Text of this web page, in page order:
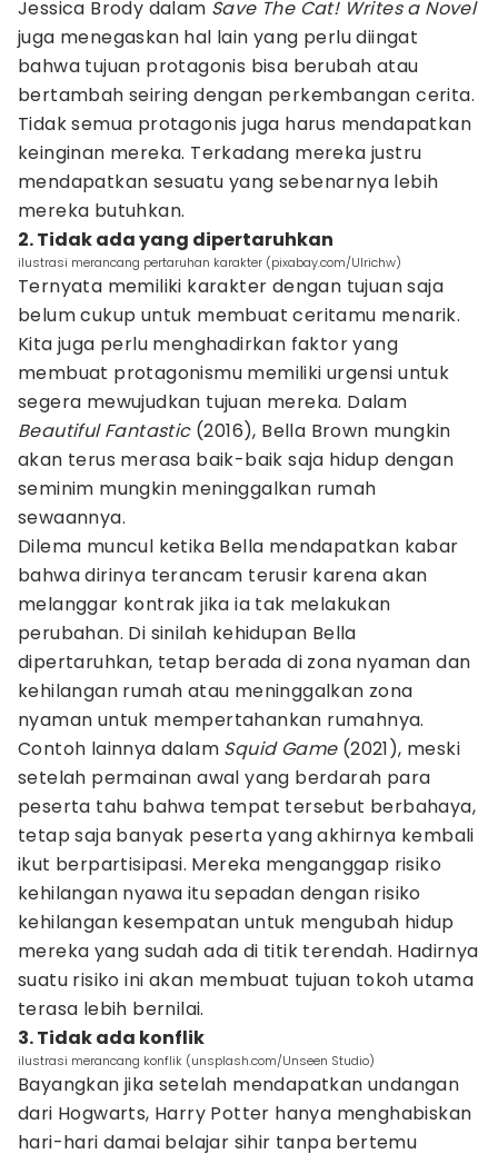
Jessica Brody dalam Save The Cat! Writes a Novel
juga menegaskan hal lain yang perlu diingat
bahwa tujuan protagonis bisa berubah atau
bertambah seiring dengan perkembangan cerita.
Tidak semua protagonis juga harus mendapatkan
keinginan mereka. Terkadang mereka justru
mendapatkan sesuatu yang sebenarnya lebih
mereka butuhkan.
2. Tidak ada yang dipertaruhkan
ilustrasi merancang pertaruhan karakter (pixabay.com/Ulrichw)
Ternyata memiliki karakter dengan tujuan saja
belum cukup untuk membuat ceritamu menarik.
Kita juga perlu menghadirkan faktor yang
membuat protagonismu memiliki urgensi untuk
segera mewujudkan tujuan mereka. Dalam
Beautiful Fantastic(2016), Bella Brown mungkin
akan terus merasa baik-baik saja hidup dengan
seminim mungkin meninggalkan rumah
sewaannya.
Dilema muncul ketika Bella mendapatkan kabar
bahwa dirinya terancam terusir karena akan
melanggar kontrak jika ia tak melakukan
perubahan. Di sinilah kehidupan Bella
dipertaruhkan, tetap berada di zona nyaman dan
kehilangan rumah atau meninggalkan zona
nyaman untuk mempertahankan rumahnya.
Contoh lainnya dalam Squid Game(2021), meski
setelah permainan awal yang berdarah para
peserta tahu bahwa tempat tersebut berbahaya,
tetap saja banyak peserta yang akhirnya kembali
ikut berpartisipasi. Mereka menganggap risiko
kehilangan nyawa itu sepadan dengan risiko
kehilangan kesempatan untuk mengubah hidup
mereka yang sudah ada di titik terendah. Hadirnya
suatu risiko ini akan membuat tujuan tokoh utama
terasa lebih bernilai.
3. Tidak ada konflik
ilustrasi merancang konflik (unsplash.com/Unseen Studio)
Bayangkan jika setelah mendapatkan undangan
dari Hogwarts, Harry Potter hanya menghabiskan
hari-hari damai belajar sihir tanpa bertemu